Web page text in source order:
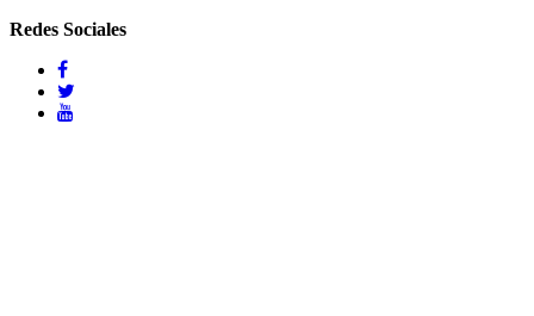
Redes Sociales